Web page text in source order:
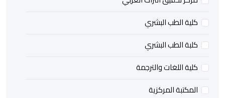
كلية الطب البشري
كلبة الطب البشري
كلية اللغات والترجمة
المكتبة المركزية